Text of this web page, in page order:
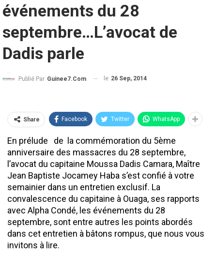
événements du 28
septembre…L’avocat de
Dadis parle
Publié Par Guinee7.com le 26 Sep, 2014
Share Facebook Twitter WhatsApp
En prélude de la commémoration du 5ème
anniversaire des massacres du 28 septembre,
l’avocat du capitaine Moussa Dadis Camara, Maître
Jean Baptiste Jocamey Haba s’est confié à votre
semainier dans un entretien exclusif. La
convalescence du capitaine à Ouaga, ses rapports
avec Alpha Condé, les événements du 28
septembre, sont entre autres les points abordés
dans cet entretien à bâtons rompus, que nous vous
invitons à lire.